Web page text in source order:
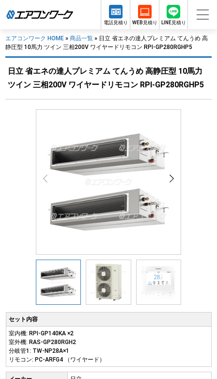
電話見積り WEB見積り LINE見積り
エアコンワーク HOME » 商品一覧 » 日立 省エネの達人プレミアム てんうめ 高
静圧型 10馬力 ツイン 三相200V ワイヤードリモコン RPI-GP280RGHP5
日立 省エネの達人プレミアム てんうめ 高静圧型 10馬力
ツイン 三相200V ワイヤードリモコン RPI-GP280RGHP5
セット内容
室内機: RPI-GP140KA ×2
室外機: RAS-GP280RGH2
分岐管1: TW-NP28A×1
リモコン: PC-ARFG4 （ワイヤード）